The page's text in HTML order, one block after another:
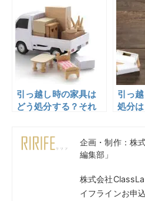
いで
処法
引っ越し時の家具は
どう処分する？それ
説
引っ
処分
解説
企画・制作：株
編集部」
株式会社
イフラインお申